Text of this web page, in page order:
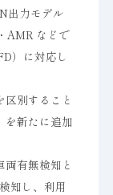
出力モデル
AMR などで
）に対応し
別すること
を新たに追加
有無検知と
知し、利用